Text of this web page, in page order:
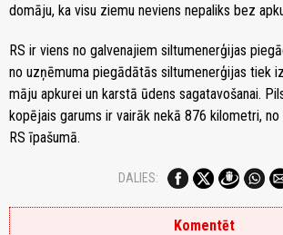
domāju, ka visu ziemu neviens nepaliks bez
RS ir viens no galvenajiem siltumenerģijas
no uzņēmuma piegādātās siltumenerģijas tiek
māju apkurei un karstā ūdens sagatavošanai.
kopējais garums ir vairāk nekā 876 kilometri, no
RS īpašumā.
DALIES:
Komentēt